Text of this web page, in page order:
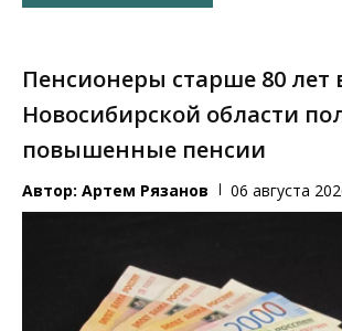
Пенсионеры старше 80 лет
Новосибирской области
повышенные пенсии
Автор: Артем Рязанов 06 августа